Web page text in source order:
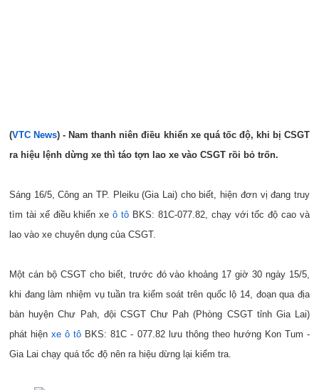
(VTC News) - Nam thanh niên điều khiển xe quá tốc độ, khi bị CSGT
ra hiệu lệnh dừng xe thì táo tợn lao xe vào CSGT rồi bỏ trốn.
Sáng 16/5, Công an TP. Pleiku (Gia Lai) cho biết, hiện đơn vị đang truy
tìm tài xế điều khiển xeô tô BKS: 81C-077.82, chạy với tốc độ cao và
lao vào xe chuyên dụng của CSGT.
Một cán bộ CSGT cho biết, trước đó vào khoảng 17 giờ 30 ngày 15/5,
khi đang làm nhiệm vụ tuần tra kiểm soát trên quốc lộ 14, đoạn qua địa
bàn huyện Chư Pah, đội CSGT Chư Pah (Phòng CSGT tỉnh Gia Lai)
phát hiệnxe ô tô BKS: 81C - 077.82 lưu thông theo hướng Kon Tum -
Gia Lai chạy quá tốc độ nên ra hiệu dừng lại kiểm tra.